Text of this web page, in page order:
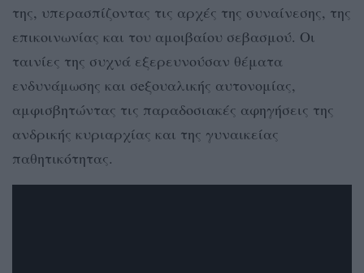
της, υπερασπίζοντας τις αρχές της συναίνεσης, της
επικοινωνίας και του αμοιβαίου σεβασμού. Οι
ταινίες της συχνά εξερευνούσαν θέματα
ενδυνάμωσης και σeξουαλικής αυτονομίας,
αμφισβητώντας τις παραδοσιακές αφηγήσεις της
ανδρικής κυριαρχίας και της γυναικείας
παθητικότητας.